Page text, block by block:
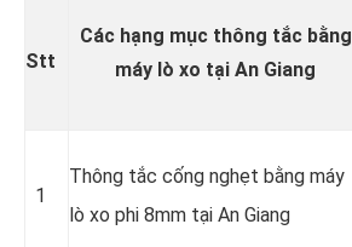
Stt
Các hạng mục thông tắc bằng
máy lò xo tại An Giang
1
Thông tắc cống nghẹt bằng máy
lò xo phi 8mm tại An Giang